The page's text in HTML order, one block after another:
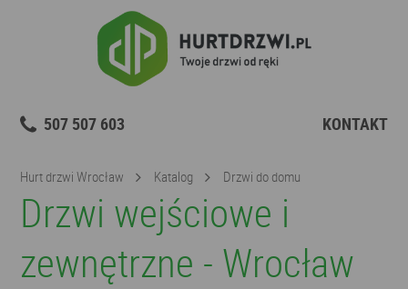
507 507 603 KONTAKT
Hurt drzwi Wrocław Katalog Drzwi do domu
Drzwi wejściowe i
zewnętrzne - Wrocław